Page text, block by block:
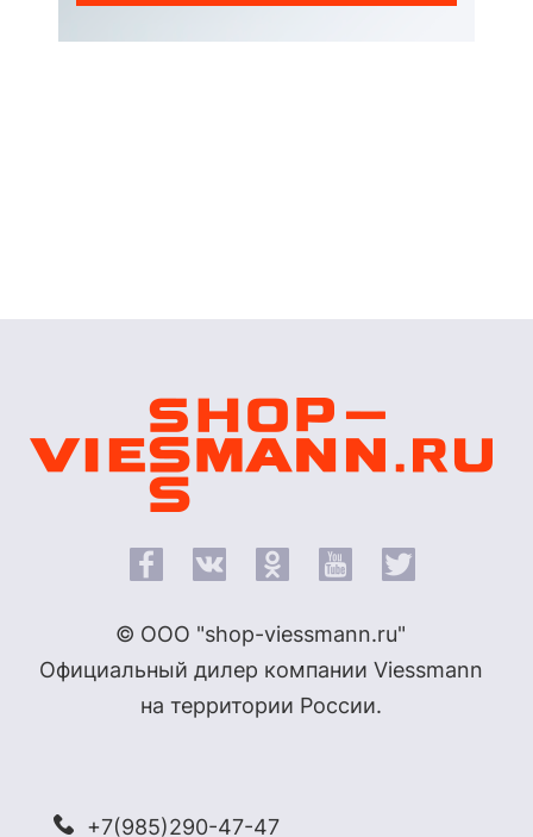
© ООО "shop-viessmann.ru"
Официальный дилер компании Viessmann
на территории России.
+7(985)290-47-47